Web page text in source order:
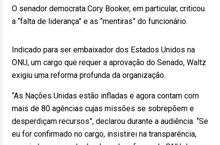
O senador democrata Cory Booker, em particular, criticou
a “falta de liderança” e as “mentiras” do funcionário.
Indicado para ser embaixador dos Estados Unidos na
ONU, um cargo que requer a aprovação do Senado, Waltz
exigiu uma reforma profunda da organização.
“As Nações Unidas estão infladas e agora contam com
mais de 80 agências cujas missões se sobrepõem e
desperdiçam recursos”, declarou durante a audiência. “Se
eu for confirmado no cargo, insistirei na transparência,